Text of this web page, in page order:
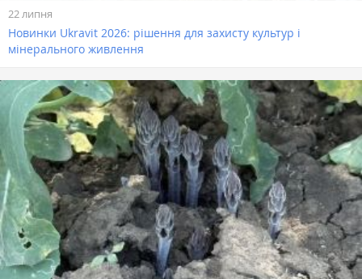
22 липня
Новинки Ukravit 2026: рішення для захисту культур і
мінерального живлення